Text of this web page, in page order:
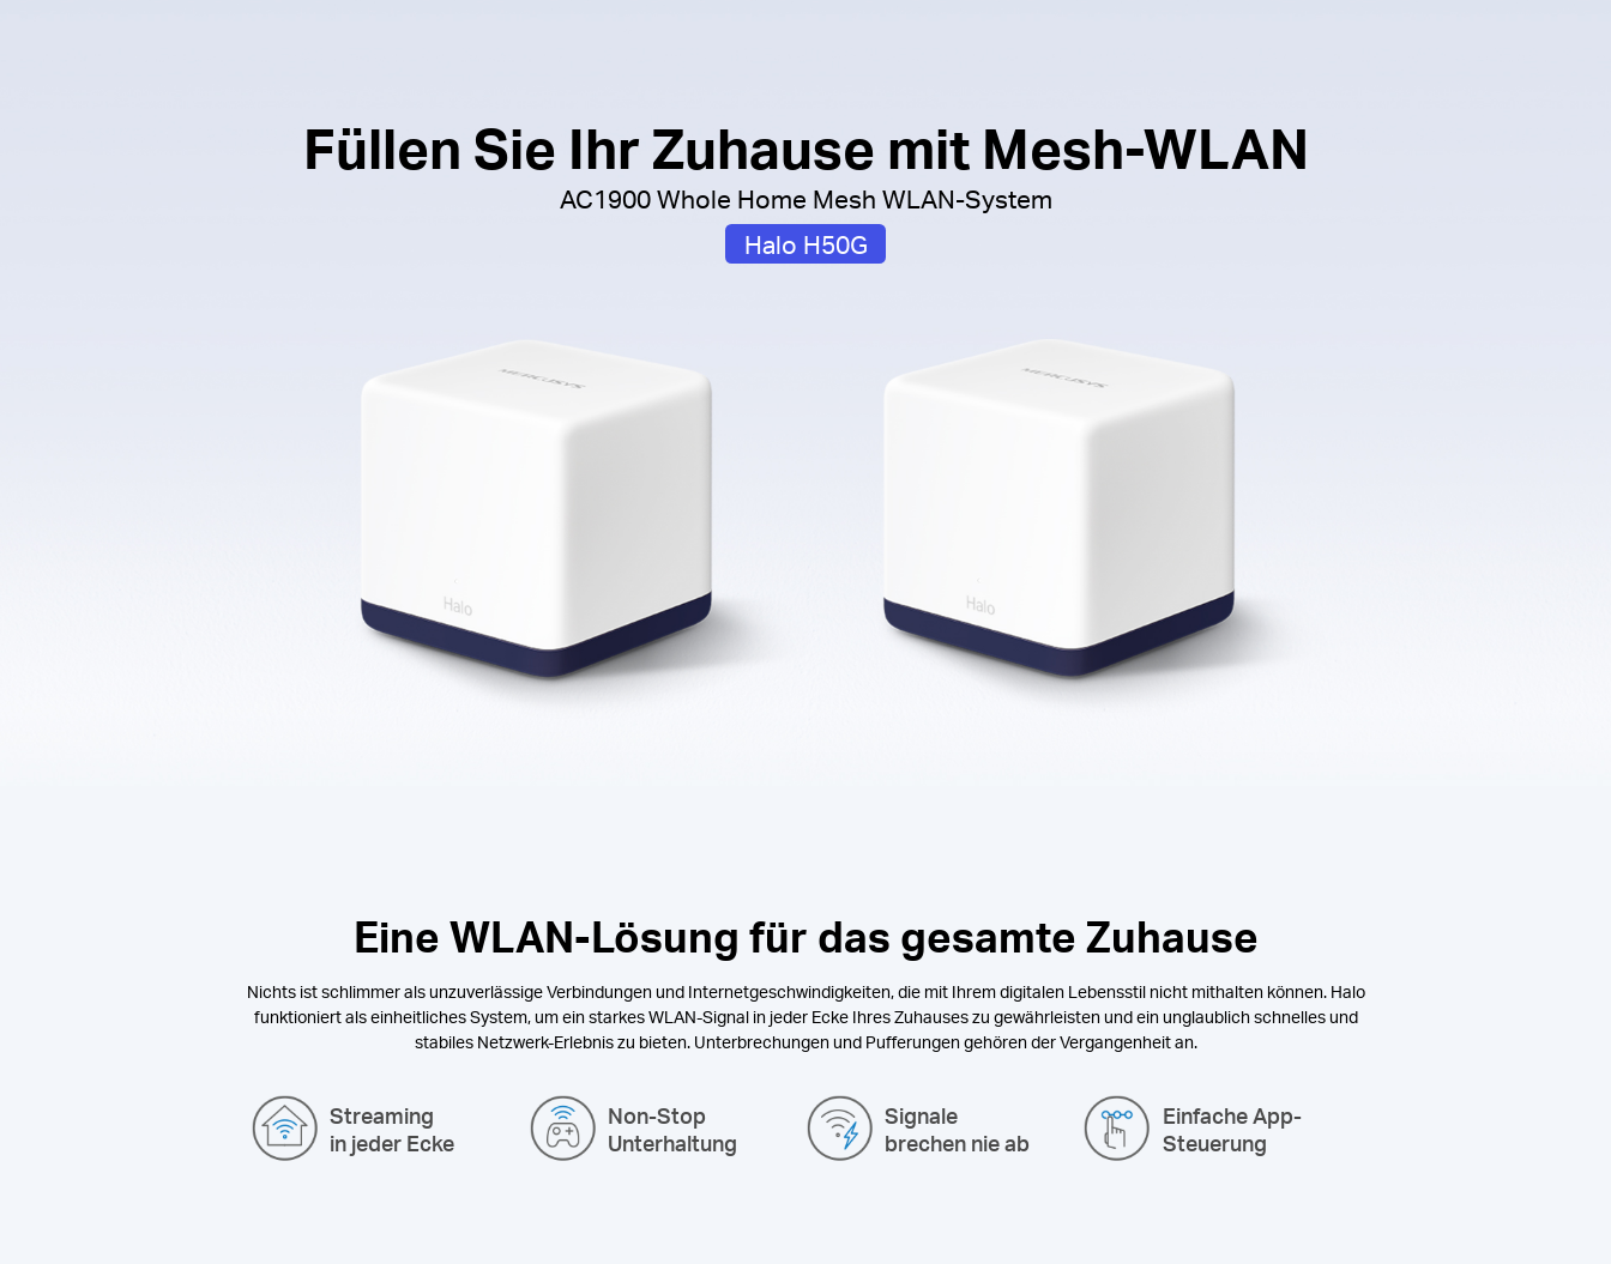
Füllen Sie Ihr Zuhause mit Mesh-WLAN
AC1900 Whole Home Mesh WLAN-System
Halo H50G
Eine WLAN-Lösung für das gesamte Zuhause
Nichts ist schlimmer als unzuverlässige Verbindungen und Internetgeschwindigkeiten, die mit Ihrem digitalen Lebensstil nicht mithalten können. Halo
funktioniert als einheitliches System, um ein starkes WLAN-Signal in jeder Ecke Ihres Zuhauses zu gewährleisten und ein unglaublich schnelles und
stabiles Netzwerk-Erlebnis zu bieten. Unterbrechungen und Pufferungen gehören der Vergangenheit an.
Streaming
in jeder Ecke
Non-Stop
Unterhaltung
Signale
brechen nie ab
Einfache App-
Steuerung